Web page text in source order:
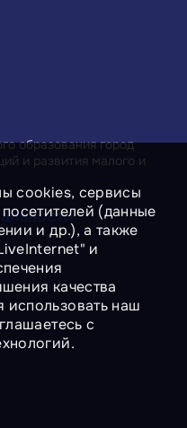
образования город
и развития малого и
cookies, сервисы
(данные
и др.), а также
и
качества
наш
с